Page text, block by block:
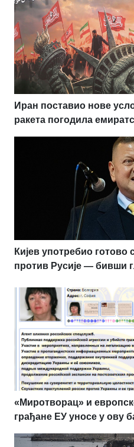
Иран поставио нове
ракета погодила
Кијев употребио
против Русије — бивши
«Миротворац» и
грађане ЕУ уносе у ову